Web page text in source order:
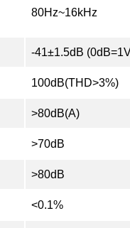
80Hz~16kHz
-41±1.5dB
100dB(THD>3%)
>80dB(A)
>70dB
>80dB
<0.1%